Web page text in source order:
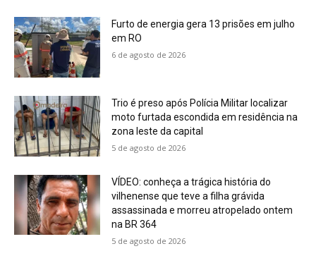
Furto de energia gera 13 prisões em julho
em RO
6 de agosto de 2026
Trio é preso após Polícia Militar localizar
moto furtada escondida em residência na
zona leste da capital
5 de agosto de 2026
VÍDEO: conheça a trágica história do
vilhenense que teve a filha grávida
assassinada e morreu atropelado ontem
na BR 364
5 de agosto de 2026